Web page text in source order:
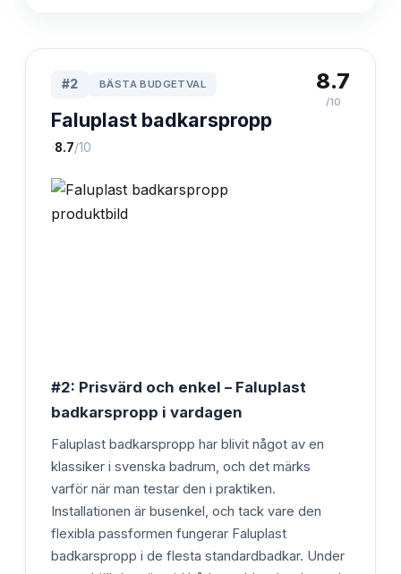
#2 BÄSTA BUDGETVAL
Faluplast badkarspropp
·8.7/10
8.7
/10
#2: Prisvärd och enkel – Faluplast
badkarspropp i vardagen
Faluplast badkarspropp har blivit något av en
klassiker i svenska badrum, och det märks
varför när man testar den i praktiken.
Installationen är busenkel, och tack vare den
flexibla passformen fungerar Faluplast
badkarspropp i de flesta standardbadkar. Under